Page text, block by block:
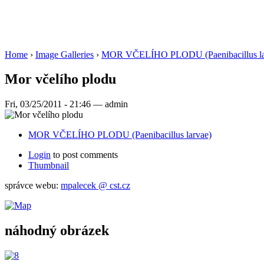
Home › Image Galleries › MOR VČELÍHO PLODU (Paenibacillus
Mor včelího plodu
Fri, 03/25/2011 - 21:46 — admin
MOR VČELÍHO PLODU (Paenibacillus larvae)
Login to post comments
Thumbnail
správce webu: mpalecek @ cst.cz
náhodný obrázek